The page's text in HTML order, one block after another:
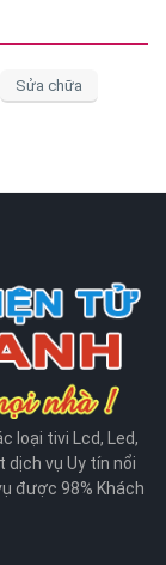
Sửa chữa
loại tivi Lcd, Led,
dịch vụ Uy tín nổi
được 98% Khách